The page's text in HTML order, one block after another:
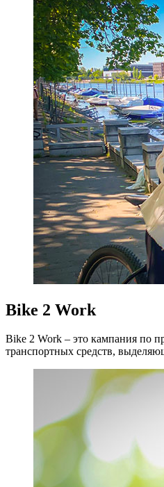
Bike 2 Work
Bike 2 Work – это кампания по
транспортных средств,